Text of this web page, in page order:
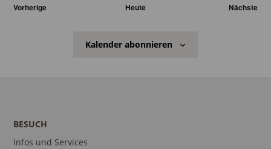
VorherigeVeranstaltungen Heute Nächste
Kalender abonnieren
BESUCH
Infos und Services